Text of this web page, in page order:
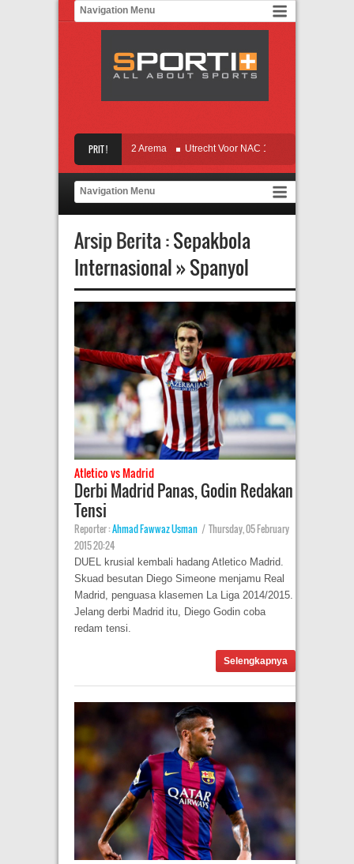
PRIT !
Kans Bagus Lapis 2 Arema Utrecht Voor NAC 1 Koreksi Rapor,
Uston Urung Usung P-MU
Arsip Berita :Sepakbola
Internasional»Spanyol
Atletico vs Madrid
Derbi Madrid Panas, Godin Redakan
Tensi
Reporter :Ahmad Fawwaz Usman | Thursday, 05 February
2015 20:24
DUEL krusial kembali hadang Atletico Madrid.
Skuad besutan Diego Simeone menjamu Real
Madrid, penguasa klasemen La Liga 2014/2015.
Jelang derbi Madrid itu, Diego Godin coba
redam tensi.
Selengkapnya